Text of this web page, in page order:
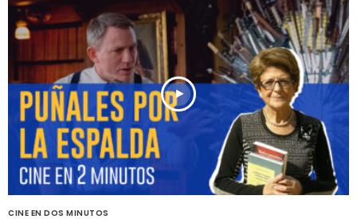
CINE EN DOS MINUTOS